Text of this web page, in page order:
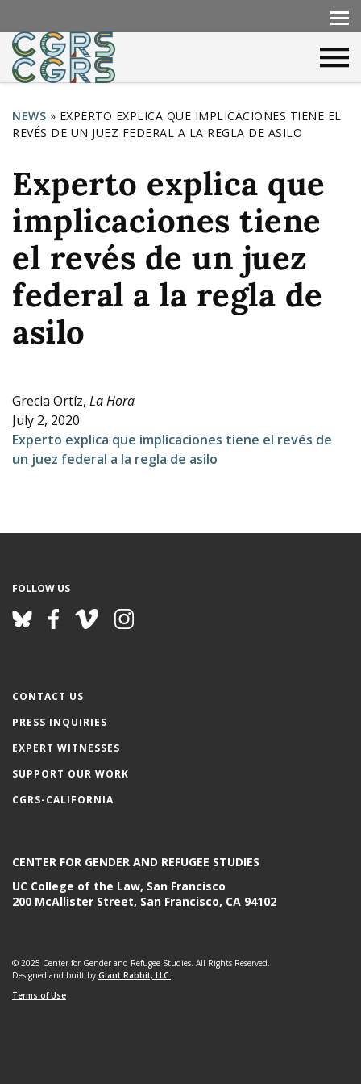
Y
o
u
a
r
e
h
e
e
NEWS » EXPERTO EXPLICA QUE IMPLICACIONES TIENE EL
REVÉS DE UN JUEZ FEDERAL A LA REGLA DE ASILO
Experto explica que
implicaciones tiene
el revés de un juez
federal a la regla de
asilo
Grecia Ortíz, La Hora
July 2, 2020
Experto explica que implicaciones tiene el revés de
un juez federal a la regla de asilo
CONTACT US
PRESS INQUIRIES
EXPERT WITNESSES
SUPPORT OUR WORK
CGRS-CALIFORNIA
FOLLOW US
CENTER FOR GENDER AND REFUGEE STUDIES
UC College of the Law, San Francisco
200 McAllister Street, San Francisco, CA 94102
© 2025 Center for Gender and Refugee Studies. All Rights Reserved.
Designed and built by Giant Rabbit, LLC.
Terms of Use